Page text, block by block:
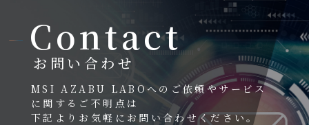
Contact
お問い合わせ
MSI AZABU LABOへのご依頼やサービス
に関するご不明点は
下記よりお気軽にお問い合わせください。